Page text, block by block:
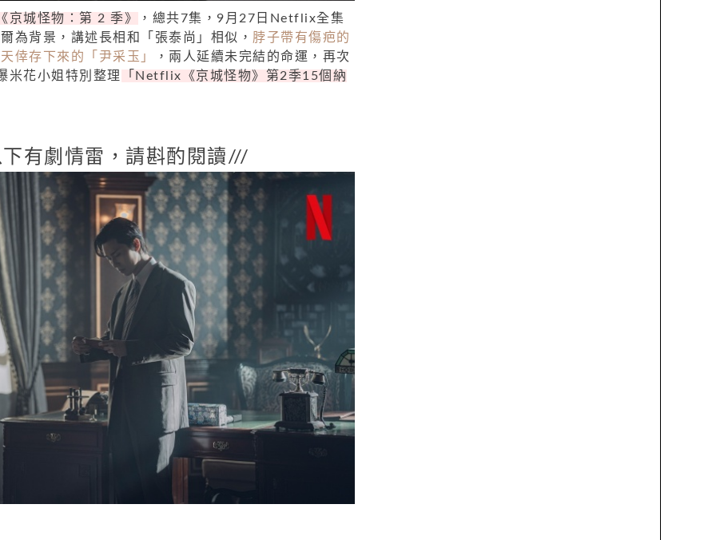
京城怪物：第 2 季》
，總共7集，9月27日Netflix全集
為背景，講述長相和「張泰尚」相似， 脖子帶有傷疤的
倖存下來的「尹采玉」
，兩人延續未完結的命運，再次
米花小姐特別整理
「Netflix《京城怪物》第2季15個納
有劇情雷，請斟酌閱讀///